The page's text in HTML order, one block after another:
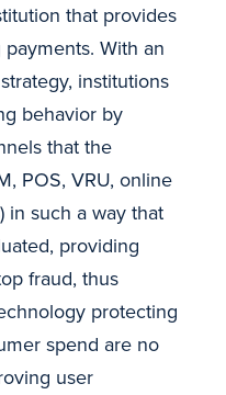
that provides
With an
institutions
behavior by
that the
POS, VRU, online
in such a way that
providing
fraud, thus
protecting
spend are no
user